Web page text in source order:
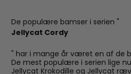
De populære bamser i serien "
Jellycat Cordy
" har i mange år været en af de
De mest populære i serien lige
Jellycat Krokodille og Jellycat